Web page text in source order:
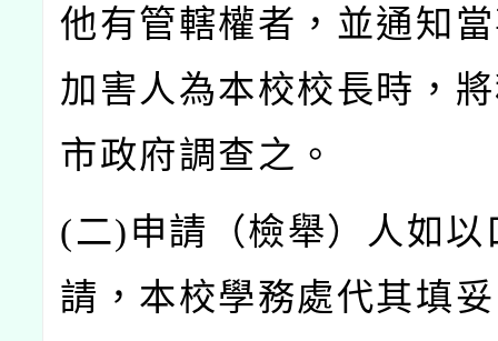
他有管轄權者，並通知
加害人為本校校長時，
市政府調查之。
(二)申請（檢舉）人如以
請，本校學務處代其填